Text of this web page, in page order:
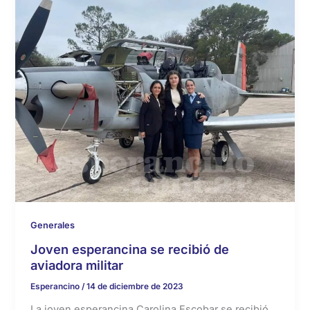
Generales
Joven esperancina se recibió de
aviadora militar
Esperancino/14 de diciembre de 2023